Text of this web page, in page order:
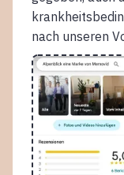
nach unseren